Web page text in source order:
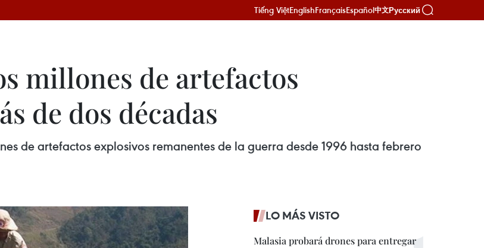
Tiếng ViệtEnglishFrançaisEspañol中文Русский
millones de artefactos
de dos décadas
de artefactos explosivos remanentes de la guerra desde 1996 hasta febrero
LO MÁS VISTO
Malasia probará drones para entregar